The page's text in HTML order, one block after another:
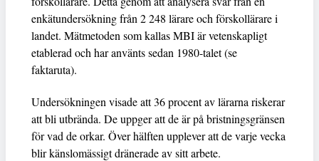
enkätundersökning från 2 248 lärare och förskollärare i
landet. Mätmetoden som kallas MBI är vetenskapligt
etablerad och har använts sedan 1980-talet (se
faktaruta).
Undersökningen visade att 36 procent av lärarna riskerar
att bli utbrända. De uppger att de är på bristningsgränsen
för vad de orkar. Över hälften upplever att de varje vecka
blir känslomässigt dränerade av sitt arbete.